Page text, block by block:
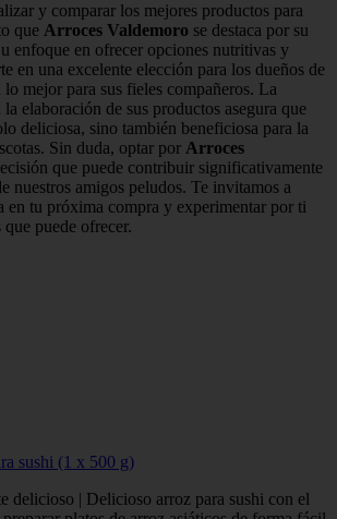
y comparar los mejores productos para
que Arroces Valdemoro se destaca por su
enfoque en ofrecer opciones nutritivas y
en una excelente elección para los dueños de
lo mejor para sus fieles compañeros. La
elaboración de sus productos asegura que
deliciosa, sino también beneficiosa para la
Sin duda, optar por Arroces
que puede contribuir significativamente
nuestros amigos peludos. Te invitamos a
en tu próxima compra y experimentar por ti
puede ofrecer.
sushi (1 x 500 g)
delicioso | Delicioso arroz para sushi con el